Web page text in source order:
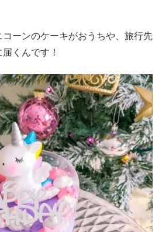
ーンのケーキがおうちや、旅行先
くんです！